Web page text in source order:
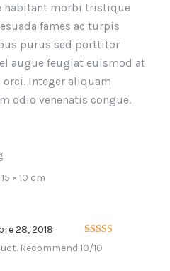
habitant morbi tristique
fames ac turpis
purus sed porttitor
augue feugiat euismod at
Integer aliquam
odio venenatis congue.
× 10 cm
Valorado con
5de 5
28, 2018
Recommend 10/10